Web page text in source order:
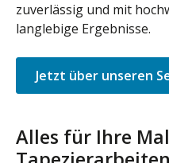
zuverlässig und mit
langlebige Ergebnisse.
Jetzt über unseren
Alles für Ihre